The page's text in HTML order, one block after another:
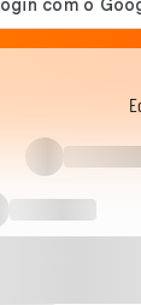
deve gerar nova
brasileiro que
da dengue...
dos celulares
o que...